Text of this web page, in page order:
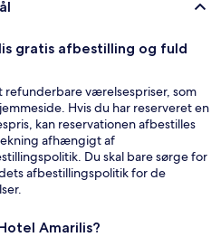
gratis afbestilling og fuld
refunderbare værelsespriser, som
Hvis du har reserveret en
kan reservationen afbestilles
afhængigt af
Du skal bare sørge for
afbestillingspolitik for de
Amarilis?